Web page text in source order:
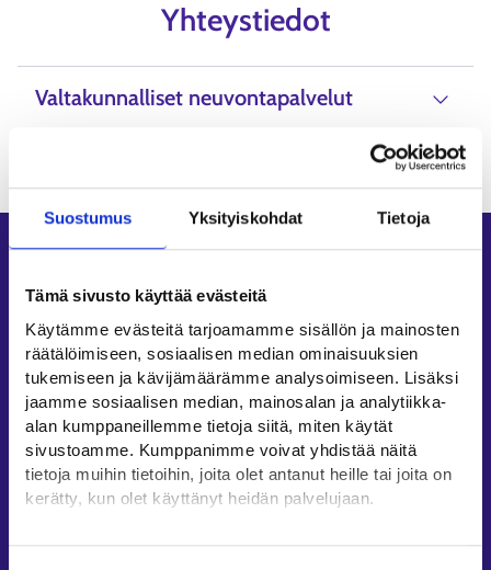
Suostumus Yksityiskohdat Tietoja
Tämä sivusto käyttää evästeitä
Käytämme evästeitä tarjoamamme sisällön ja mainosten
räätälöimiseen, sosiaalisen median ominaisuuksien
tukemiseen ja kävijämäärämme analysoimiseen. Lisäksi
jaamme sosiaalisen median, mainosalan ja analytiikka-
alan kumppaneillemme tietoja siitä, miten käytät
sivustoamme. Kumppanimme voivat yhdistää näitä
tietoja muihin tietoihin, joita olet antanut heille tai joita on
kerätty, kun olet käyttänyt heidän palvelujaan.
Löydät tietoa evästeiden käyttötarkoituksista
Yhteystiedot
Valtakunnalliset neuvontapalvelut
Asiointi
Oma työpolku
Työnhakuprofiili
Avoimet työpaikat
Tietoa muilla kielillä
Asiakaspalvelu
Työllisyysalueiden yhteystiedot
Sähköisen asioinnin tuki